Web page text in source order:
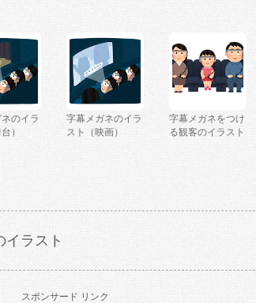
のイラ
）
字幕メガネのイラ
スト（映画）
字幕メガネをつけ
る観客のイラスト
イラスト
スポンサード リンク